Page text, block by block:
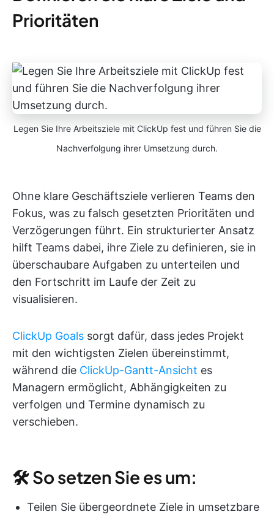
Prioritäten
Legen Sie Ihre Arbeitsziele mit ClickUp fest und führen Sie die
Nachverfolgung ihrer Umsetzung durch.
Ohne klare Geschäftsziele verlieren Teams den
Fokus, was zu falsch gesetzten Prioritäten und
Verzögerungen führt. Ein strukturierter Ansatz
hilft Teams dabei, ihre Ziele zu definieren, sie in
überschaubare Aufgaben zu unterteilen und
den Fortschritt im Laufe der Zeit zu
visualisieren.
ClickUp Goals sorgt dafür, dass jedes Projekt
mit den wichtigsten Zielen übereinstimmt,
während die ClickUp-Gantt-Ansicht es
Managern ermöglicht, Abhängigkeiten zu
verfolgen und Termine dynamisch zu
verschieben.
🛠 So setzen Sie es um:
Teilen Sie übergeordnete Ziele in umsetzbare